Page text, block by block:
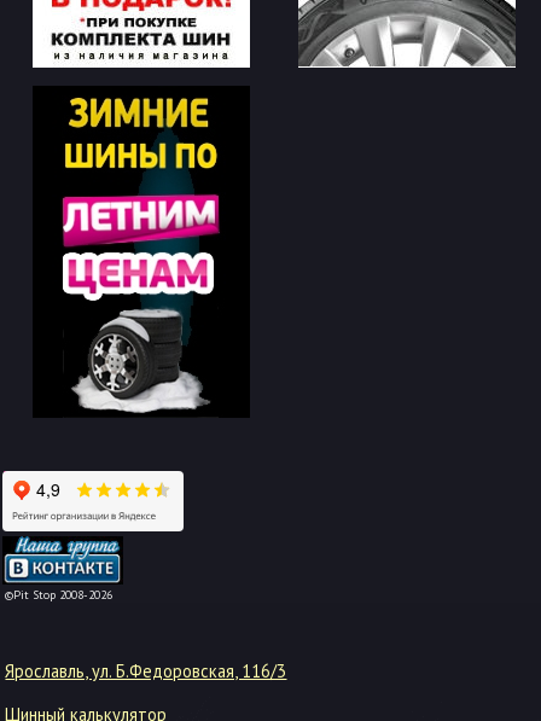
©Pit Stop 2008-2026
-->
Ярославль, ул. Б.Федоровская, 116/3
Шинный калькулятор